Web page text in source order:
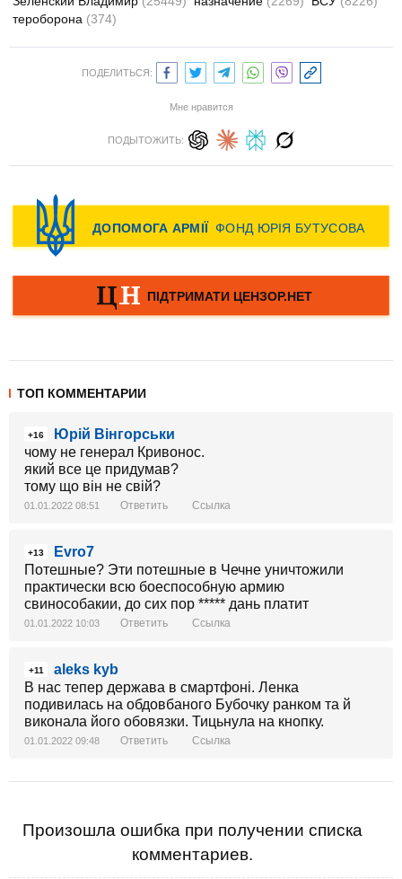
тероборона (374)
ПОДЕЛИТЬСЯ:
Мне нравится
ПОДЫТОЖИТЬ:
ТОП КОММЕНТАРИИ
+16
Юрій Вінгорськи
чому не генерал Кривонос.
який все це придумав?
тому що він не свій?
01.01.2022 08:51 Ответить Ссылка
+13
Evro7
Потешные? Эти потешные в Чечне уничтожили
практически всю боеспособную армию
свинособакии, до сих пор ***** дань платит
01.01.2022 10:03 Ответить Ссылка
+11
aleks kyb
В нас тепер держава в смартфоні. Ленка
подивилась на обдовбаного Бубочку ранком та й
виконала його обовязки. Тицьнула на кнопку.
01.01.2022 09:48 Ответить Ссылка
Произошла ошибка при получении списка
комментариев.